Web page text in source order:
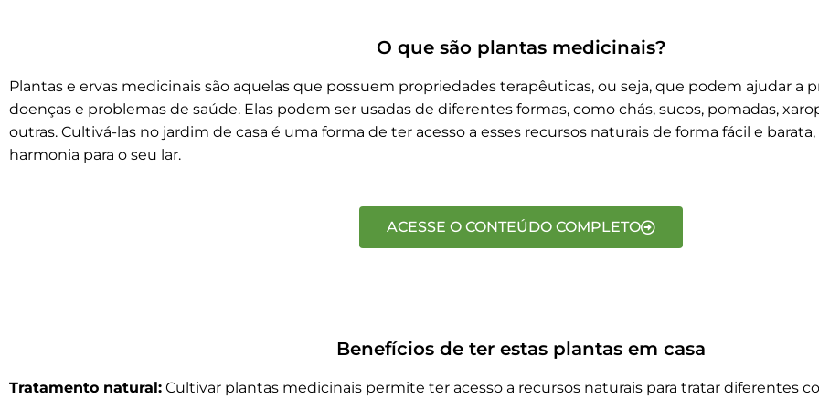
O que são plantas medicinais?
Plantas e ervas medicinais são aquelas que possuem propriedades terapêuticas, ou seja, que podem ajudar a
doenças e problemas de saúde. Elas podem ser usadas de diferentes formas, como chás, sucos, pomadas,
outras. Cultivá-las no jardim de casa é uma forma de ter acesso a esses recursos naturais de forma fácil e
harmonia para o seu lar.
ACESSE O CONTEÚDO COMPLETO
Benefícios de ter estas plantas em casa
Tratamento natural: Cultivar plantas medicinais permite ter acesso a recursos naturais para tratar diferentes